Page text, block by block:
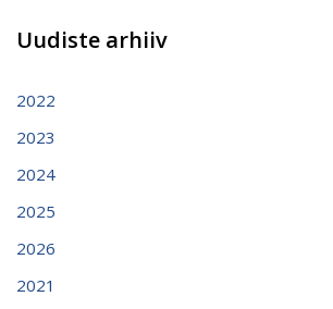
Uudiste arhiiv
2022
2023
2024
2025
2026
2021